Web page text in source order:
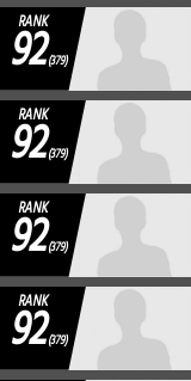
RANK
92(379)
RANK
92(379)
RANK
92(379)
RANK
92(379)